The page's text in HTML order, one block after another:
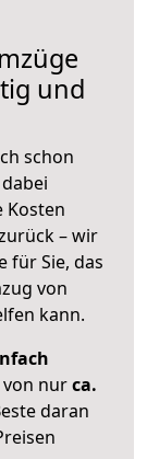
und
schon
Kosten
– wir
für Sie, das
von
kann.
nurca.
daran